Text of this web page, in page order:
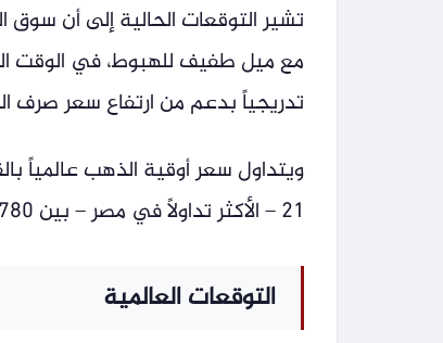
تشير التوقعات الحالية إلى أن
مع ميل طفيف للهبوط، في الوقت
تدريجياً بدعم من ارتفاع سعر صرف
21 – الأكثر تداولاً في مصر – بين 5,780 و5,795 جنيهاً.
التوقعات العالمية